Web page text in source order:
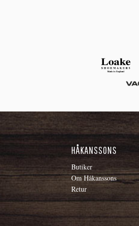
HÅKANSSONS
Butiker
Om Håkanssons
Retur